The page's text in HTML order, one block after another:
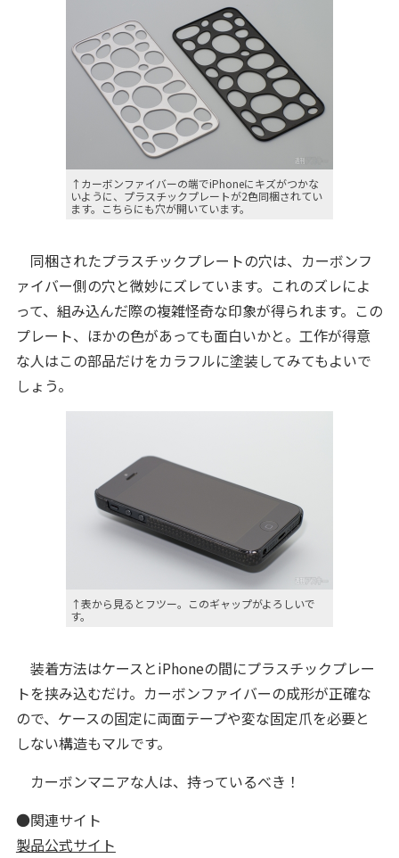
↑カーボンファイバーの端でiPhoneにキズがつかな
いように、プラスチックプレートが2色同梱されてい
ます。こちらにも穴が開いています。
同梱されたプラスチックプレートの穴は、カーボンフ
ァイバー側の穴と微妙にズレています。これのズレによ
って、組み込んだ際の複雑怪奇な印象が得られます。この
プレート、ほかの色があっても面白いかと。工作が得意
な人はこの部品だけをカラフルに塗装してみてもよいで
しょう。
↑表から見るとフツー。このギャップがよろしいで
す。
装着方法はケースとiPhoneの間にプラスチックプレー
トを挟み込むだけ。カーボンファイバーの成形が正確な
ので、ケースの固定に両面テープや変な固定爪を必要と
しない構造もマルです。
カーボンマニアな人は、持っているべき！
●関連サイト
製品公式サイト